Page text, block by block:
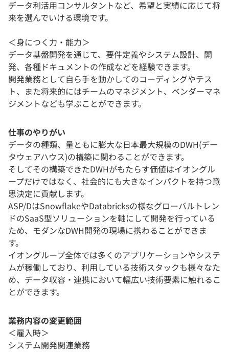
データ利活用コンサルタントなど、希望と実績に応じて将
来を選んでいける環境です。
＜身につく力・能力＞
データ基盤開発を通じて、要件定義やシステム設計、開
発、各種ドキュメントの作成などを経験できます。
開発業務として自ら手を動かしてのコーディングやテス
ト、また将来的にはチームのマネジメント、ベンダーマネ
ジメントなども学ぶことができます。
仕事のやりがい
データの種類、量ともに膨大な日本最大規模のDWH(デー
タウェアハウス)の構築に関わることができます。
そしてその構築できたDWHがもたらす価値はイオングル
ープだけではなく、社会的にも大きなインパクトを持つ意
思決定に貢献します。
ASP/DはSnowflakeやDatabricksの様なグローバルトレン
ドのSaaS型ソリューションを軸にして開発を行っている
ため、モダンなDWH開発の現場に携わることができま
す。
イオングループ全体では多くのアプリケーションやシステ
ムが稼働しており、利用している技術スタックも様々なた
め、データ収容・連携において幅広い技術要素に触れるこ
とができます。
業務内容の変更範囲
＜雇入時＞
システム開発関連業務